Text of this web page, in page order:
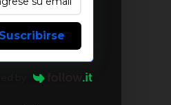
Suscribirse